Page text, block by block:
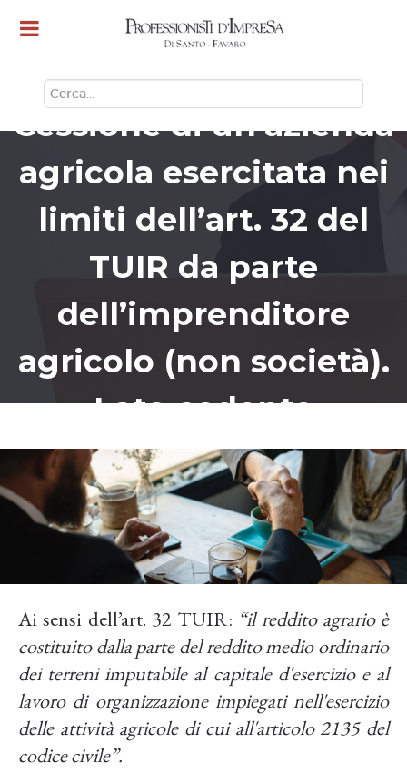
Cessione di un’azienda
agricola esercitata nei
limiti dell’art. 32 del
TUIR da parte
dell’imprenditore
agricolo (non società).
Lato cedente
Ai sensi dell’art. 32 TUIR: “il reddito agrario è
costituito dalla parte del reddito medio ordinario
dei terreni imputabile al capitale d'esercizio e al
lavoro di organizzazione impiegati nell'esercizio
delle attività agricole di cui all'articolo 2135 del
codice civile”.